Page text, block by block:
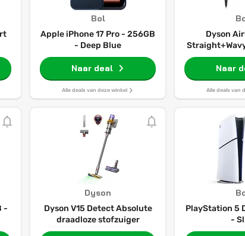
Bol
Apple iPhone 17 Pro - 256GB
- Deep Blue
Naar deal
Alle deals van deze winkel
Dyson
- Föhnborstel
Red
Naar
Alle deals van
-
Dyson
Dyson V15 Detect Absolute
draadloze stofzuiger
PlayStation 5
-